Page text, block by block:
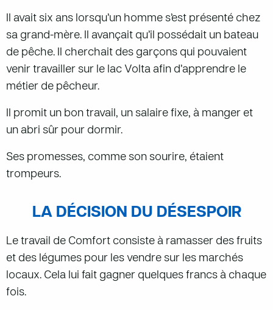
Il avait six ans lorsqu’un homme s’est présenté chez
sa grand-mère. Il avançait qu’il possédait un bateau
de pêche. Il cherchait des garçons qui pouvaient
venir travailler sur le lac Volta afin d’apprendre le
métier de pêcheur.
Il promit un bon travail, un salaire fixe, à manger et
un abri sûr pour dormir.
Ses promesses, comme son sourire, étaient
trompeurs.
LA DÉCISION DU DÉSESPOIR
Le travail de Comfort consiste à ramasser des fruits
et des légumes pour les vendre sur les marchés
locaux. Cela lui fait gagner quelques francs à chaque
fois.